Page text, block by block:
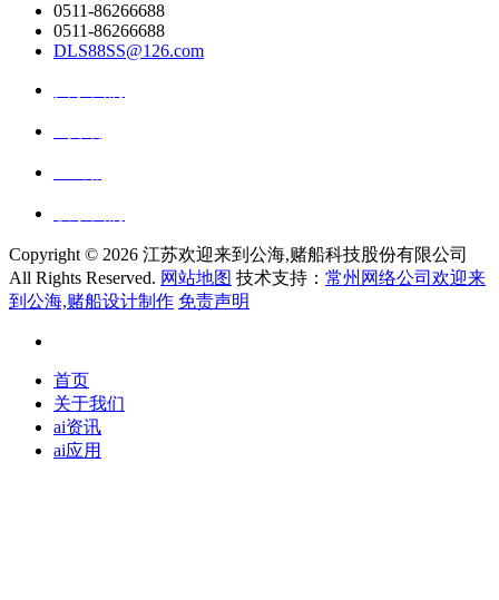
0511-86266688
0511-86266688
DLS88SS@126.com
Copyright © 2026 江苏欢迎来到公海,赌船科技股份有限公司
All Rights Reserved. 网站地图 技术支持： 常州网络公司欢迎来
到公海,赌船设计制作 免责声明
首页
关于我们
ai资讯
ai应用